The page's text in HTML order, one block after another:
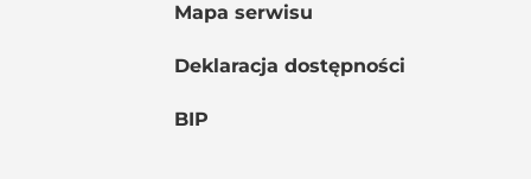
Mapa serwisu
Deklaracja dostępności
BIP